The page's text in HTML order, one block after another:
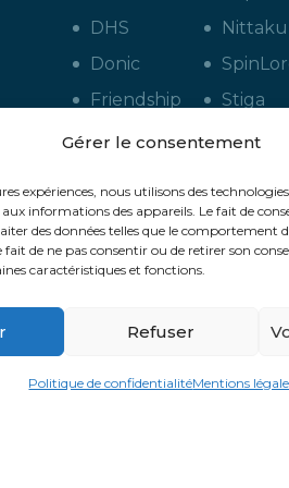
Gérer le consentement
expériences, nous utilisons des
informations des appareils. Le fait de
des données telles que le comportement
fait de ne pas consentir ou de retirer son
caractéristiques et fonctions.
Refuser
Politique de confidentialitéMentions
DHS
Donic
Friendship
Gewo
LKT
Nittaku
Stiga
Tuttle
Yasaka